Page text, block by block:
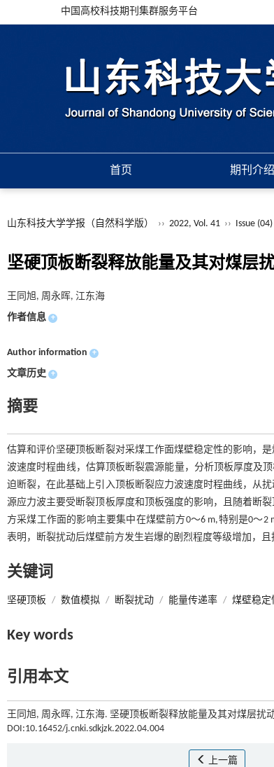
中国高校科技期刊集群服务平台
首页 期刊介绍
山东科技大学学报（自然科学版） ›› 2022, Vol. 41 ›› Issue (04)
坚硬顶板断裂释放能量及其对煤层
王同旭, 周永晖, 江东海
作者信息 +
Author information +
文章历史 +
摘要
估算和评价坚硬顶板断裂对采煤工作面煤壁稳定性的影响，
波速度时程曲线，估算顶板断裂震源能量，分析顶板厚度及顶
迫断裂，在此基础上引入顶板断裂应力波速度时程曲线，从
源应力波主要受断裂顶板厚度和顶板强度的影响，且随着断
方采煤工作面的影响主要集中在煤壁前方0～6 m,特别是0～
表明，断裂扰动后煤壁前方发生岩爆的剧烈程度等级增加，
关键词
坚硬顶板 / 数值模拟 / 断裂扰动 / 能量传递率 / 煤壁稳定
Key words
引用本文
王同旭, 周永晖, 江东海. 坚硬顶板断裂释放能量及其对煤层扰
DOI:10.16452/j.cnki.sdkjzk.2022.04.004
上一篇